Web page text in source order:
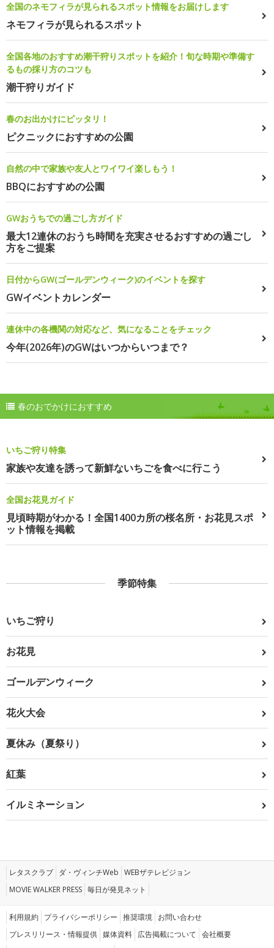
全国のネモフィラが見られるスポット情報をお届けします
ネモフィラが見られるスポット
全国各地のおすすめ潮干狩りスポットを紹介！旬な時期や準備す
るもの採り方のコツも
潮干狩りガイド
春のお出かけにピッタリ！
ピクニックにおすすめの公園
自然の中で家族や友人とワイワイ楽しもう！
BBQにおすすめの公園
GWおうちでの過ごし方ガイド
最大12連休のおうち時間を充実させるおすすめの過ごし
方をご提案
日付からGW(ゴールデンウィーク)のイベントを探す
GWイベントカレンダー
連休中の各機関の対応など、気になることをチェック
今年(2026年)のGWはいつからいつまで？
春のおでかけにおすすめ
いちご狩り特集
家族や友達を誘って新鮮ないちごを食べに行こう
全国お花見ガイド
見頃時期がわかる！全国1400カ所の桜名所・お花見スポ
ット情報を掲載
季節特集
いちご狩り
お花見
ゴールデンウィーク
花火大会
夏休み（夏祭り）
紅葉
イルミネーション
レタスクラブ ダ・ヴィンチWeb WEBザテレビジョン
MOVIE WALKER PRESS 毎日が発見ネット
利用規約 プライバシーポリシー 推奨環境 お問い合わせ
プレスリリース・情報提供 媒体資料 広告掲載について 会社概要